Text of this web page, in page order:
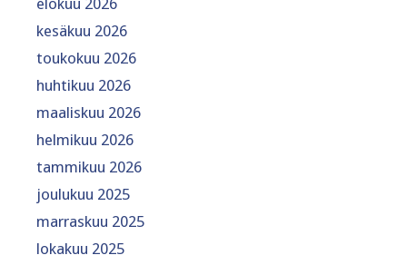
kesäkuu 2026
toukokuu 2026
huhtikuu 2026
maaliskuu 2026
helmikuu 2026
tammikuu 2026
joulukuu 2025
marraskuu 2025
lokakuu 2025